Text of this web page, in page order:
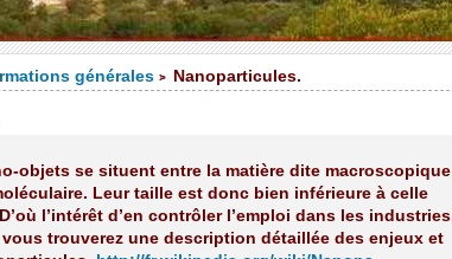
générales > Nanoparticules.
objets se situent entre la matière dite
Leur taille est donc bien inférieure à celle
l’intérêt d’en contrôler l’emploi dans les
trouverez une description détaillée des enjeux et